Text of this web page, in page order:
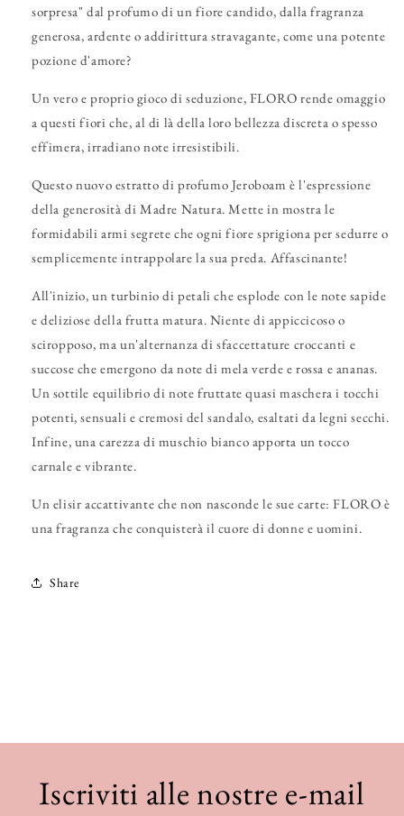
sorpresa" dal profumo di un fiore candido, dalla fragranza
generosa, ardente o addirittura stravagante, come una potente
pozione d'amore?
Un vero e proprio gioco di seduzione, FLORO rende omaggio
a questi fiori che, al di là della loro bellezza discreta o spesso
effimera, irradiano note irresistibili.
Questo nuovo estratto di profumo Jeroboam è l'espressione
della generosità di Madre Natura. Mette in mostra le
formidabili armi segrete che ogni fiore sprigiona per sedurre o
semplicemente intrappolare la sua preda. Affascinante!
All'inizio, un turbinio di petali che esplode con le note sapide
e deliziose della frutta matura. Niente di appiccicoso o
sciropposo, ma un'alternanza di sfaccettature croccanti e
succose che emergono da note di mela verde e rossa e ananas.
Un sottile equilibrio di note fruttate quasi maschera i tocchi
potenti, sensuali e cremosi del sandalo, esaltati da legni secchi.
Infine, una carezza di muschio bianco apporta un tocco
carnale e vibrante.
Un elisir accattivante che non nasconde le sue carte: FLORO è
una fragranza che conquisterà il cuore di donne e uomini.
Share
Iscriviti alle nostre e-mail